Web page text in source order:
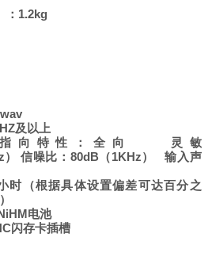
：1.2kg
及以上
指向特性：全向 灵敏
） 信噪比：80dB（1KHz） 输入声
时（根据具体设置偏差可达百分之
电池
闪存卡插槽